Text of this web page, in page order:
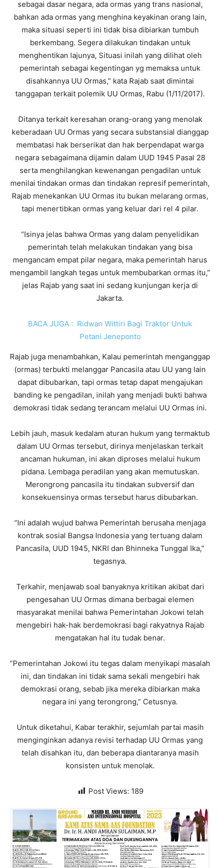
sebagai dasar negara, ada ormas yang trans nasional,
bahkan ada ormas yang menghina keyakinan orang lain,
maka situasi seperti ini tidak bisa dibiarkan tumbuh
berkembang. Segera dilakukan tindakan untuk
menghentikan lajunya, Situasi inilah yang dilihat oleh
pemerintah sebagai kegentingan yg memaksa untuk
disahkannya UU Ormas,” kata Rajab saat dimintai
tanggapan terkait polemik UU Ormas, Rabu (1/11/2017).
Ditanya terkait keresahan orang-orang yang menolak
keberadaan UU Ormas yang secara substansial dianggap
membatasi hak berserikat dan hak berpendapat warga
negara sebagaimana dijamin dalam UUD 1945 Pasal 28
serta menghilangkan kewenangan pengadilan untuk
menilai tindakan ormas dan tindakan represif pemerintah,
Rajab menekankan UU Ormas itu bukan melarang ormas,
tapi menertibkan ormas yang keluar dari rel 4 pilar.
“Isinya jelas bahwa Ormas yang dalam penyelidikan
pemerintah telah melakukan tindakan yang bisa
mengancam empat pilar negara, maka pemerintah harus
mengambil langkah tegas untuk membubarkan ormas itu,”
jelas Rajab yang saat ini sedang kunjungan kerja di
Jakarta.
BACA JUGA : Ridwan Wittiri Bagi Traktor Untuk
Petani Jeneponto
Rajab juga menambahkan, Kalau pemerintah menganggap
(ormas) terbukti melanggar Pancasila atau UU yang lain
dapat dibubarkan, tapi ormas tetap dapat mengajukan
banding ke pengadilan, inilah yang menjadi bukti bahwa
demokrasi tidak sedang terancam melalui UU Ormas ini.
Lebih jauh, masuk kedalam aturan hukum yang termaktub
dalam UU Ormas tersebut, dirinya menjelaskan terkait
ancaman hukuman, ini akan diproses melalui hukum
pidana. Lembaga peradilan yang akan memutuskan.
Merongrong pancasila itu tindakan subversif dan
konsekuensinya ormas tersebut harus dibubarkan.
“Ini adalah wujud bahwa Pemerintah berusaha menjaga
kontrak sosial Bangsa Indonesia yang tertuang dalam
Pancasila, UUD 1945, NKRI dan Bhinneka Tunggal Ika,”
tegasnya.
Terkahir, menjawab soal banyaknya kritikan akibat dari
pengesahan UU Ormas dimana berbagai elemen
masyarakat menilai bahwa Pemerintahan Jokowi telah
mengebiri hak-hak berdemokrasi bagi rakyatnya Rajab
mengatakan hal itu tudak benar.
“Pemerintahan Jokowi itu tegas dalam menyikapi masalah
ini, dan tindakan ini tidak sama sekali mengebiri hak
demokrasi orang, sebab jika mereka dibiarkan maka
negara ini yang terongrong,” Cetusnya.
Untuk diketahui, Kabar terakhir, sejumlah partai masih
menginginkan adanya revisi terhadap UU Ormas yang
telah disahkan itu, dan beberapa diantaranya masih
konsisten untuk menolak.
Post Views: 189